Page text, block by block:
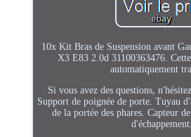
10x Kit Bras de Suspension avant
X3 E83 2.0d 31100363476.
automatiquement
Si vous avez des questions,
Support de poignée de porte. Tuyau
de la portée des phares. Capteur
d'échappement.